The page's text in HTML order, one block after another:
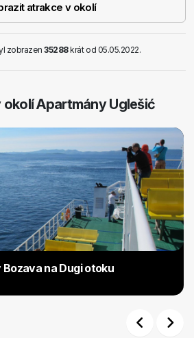
atrakce v okolí
zobrazen35288krát od 05.05.2022.
okolí Apartmány Uglešić
na Dugi otoku